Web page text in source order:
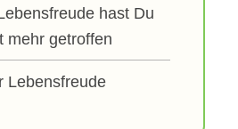
hast Du
mehr getroffen
Lebensfreude